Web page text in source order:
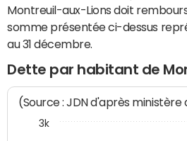
Montreuil-aux-Lions doit
somme présentée ci-dessus
au 31 décembre.
Dette par habitant de
(Source : JDN d'après ministère
3k